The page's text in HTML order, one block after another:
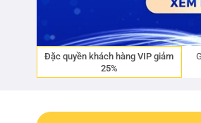
Đặc quyền khách hàng VIP giảm
25%